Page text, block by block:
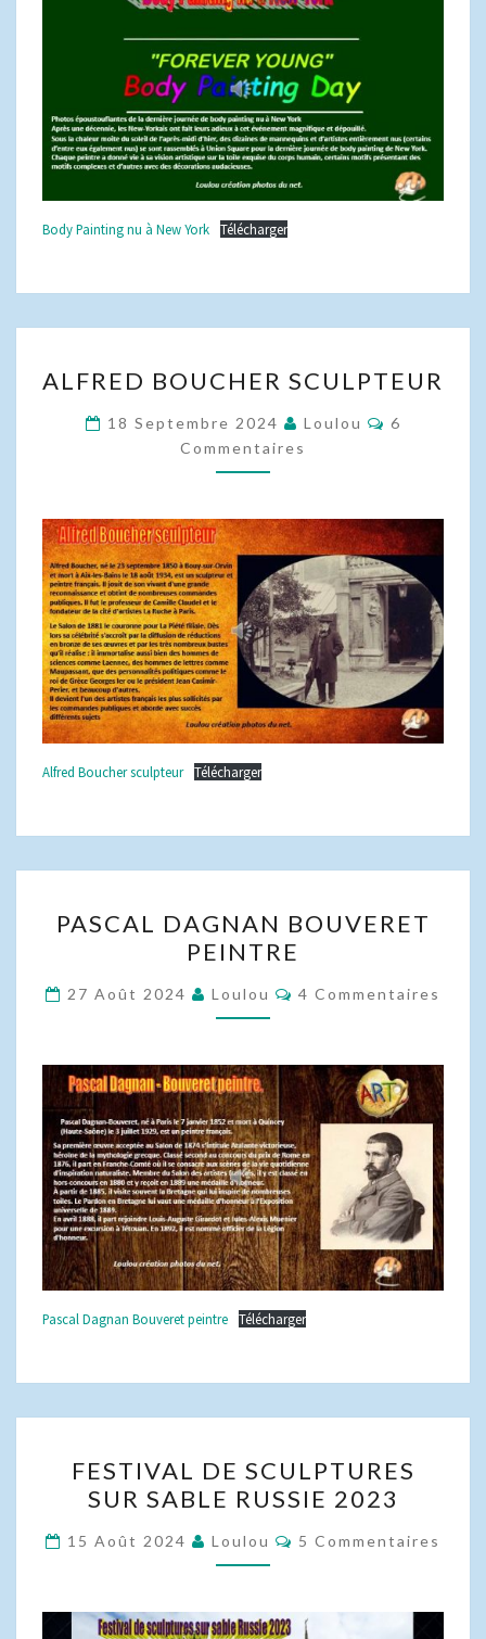
Body Painting nu à New York Télécharger
BOUCHER
SCULPTEUR
ALFRED BOUCHER SCULPTEUR
18 Septembre 2024 Loulou
6
Commentaires
Alfred Boucher sculpteur Télécharger
DAGNAN
BOUVERET
PEINTRE
PASCAL DAGNAN BOUVERET
PEINTRE
27 Août 2024 Loulou Commentaires
4 Commentaires
Pascal Dagnan Bouveret peintre Télécharger
DE
SCULPTURES
SUR
SABLE
2023
FESTIVAL DE SCULPTURES
SUR SABLE RUSSIE 2023
15 Août 2024 Loulou Commentaires
5 Commentaires